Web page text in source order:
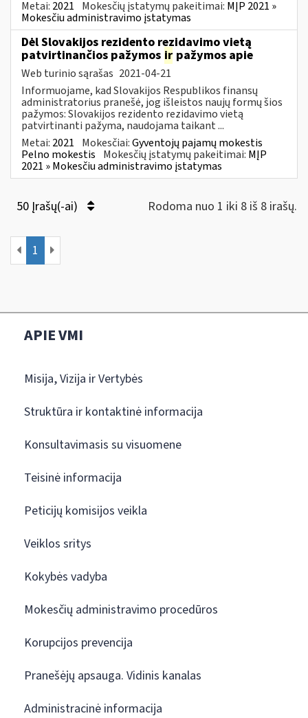
Metai: 2021 Mokesčių įstatymų pakeitimai: MĮP 2021 »
Mokesčiu administravimo įstatymas
Dėl Slovakijos rezidento rezidavimo vietą
patvirtinančios pažymos ir pažymos apie
Web turinio sąrašas 2021-04-21
Informuojame, kad Slovakijos Respublikos finansų
administratorius pranešė, jog išleistos naujų formų šios
pažymos: Slovakijos rezidento rezidavimo vietą
patvirtinanti pažyma, naudojama taikant ...
Metai: 2021 Mokesčiai:Gyventojų pajamų mokestis
Pelno mokestis Mokesčių įstatymų pakeitimai: MĮP
2021 » Mokesčiu administravimo įstatymas
50 Įrašų(-ai) Rodoma nuo 1 iki 8 iš 8 irašų.
1
APIE VMI
Misija, Vizija ir Vertybės
Struktūra ir kontaktinė informacija
Konsultavimasis su visuomene
Teisinė informacija
Peticijų komisijos veikla
Veiklos sritys
Kokybės vadyba
Mokesčių administravimo procedūros
Korupcijos prevencija
Pranešėjų apsauga. Vidinis kanalas
Administracinė informacija